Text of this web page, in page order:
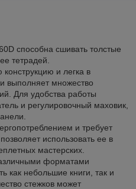
способна сшивать толстые
тетрадей.
и легка в
выполняет множество
Для удобства работы
и регулировочный маховик,
и требует
использовать ее в
мастерских.
форматами
как небольшие книги, так и
стежков может